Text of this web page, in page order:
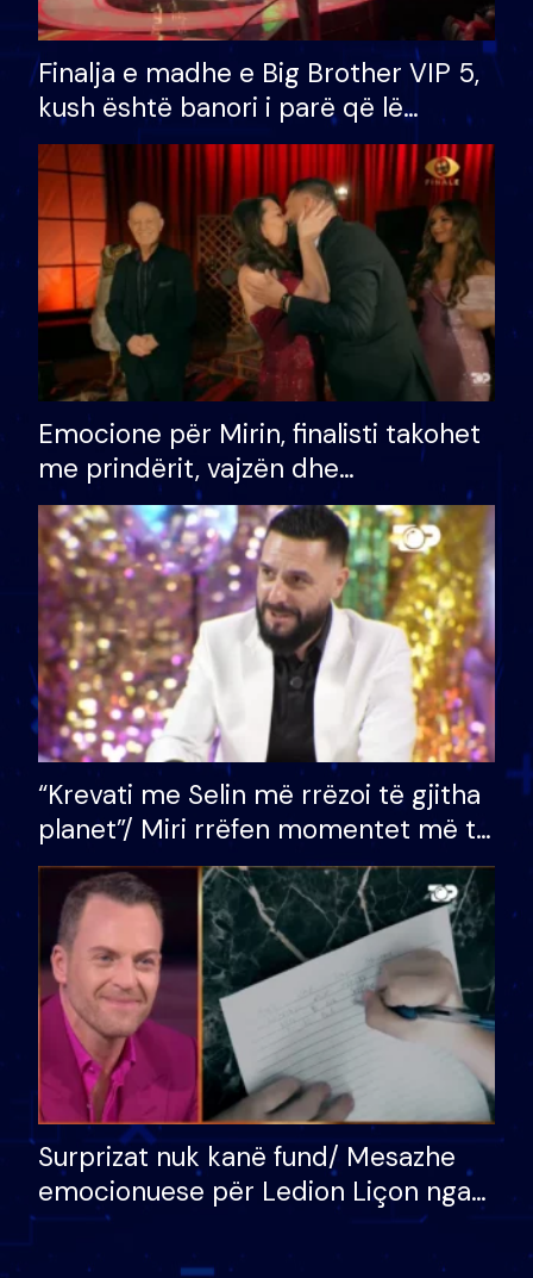
Finalja e madhe e Big Brother VIP 5,
kush është banori i parë që lë
shtëpinë dhe humb mundësinë për
të fituar çmimin e madh
Emocione për Mirin, finalisti takohet
me prindërit, vajzën dhe
bashkëshorten: S’kemi ndonjë letër
divorci apo jo?
“Krevati me Selin më rrëzoi të gjitha
planet”/ Miri rrëfen momentet më të
bukura në shtëpinë e BB VIP: Do më
mungojë zilja e mëngjesit kur…
Surprizat nuk kanë fund/ Mesazhe
emocionuese për Ledion Liçon nga
nëna dhe fëmijët e tij, moderatori
nuk i mban dot lotët: Nuk meritoj…